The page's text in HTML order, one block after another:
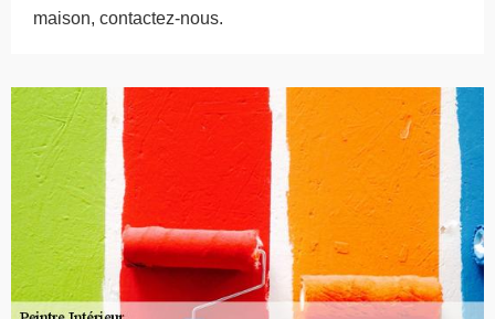
maison, contactez-nous.